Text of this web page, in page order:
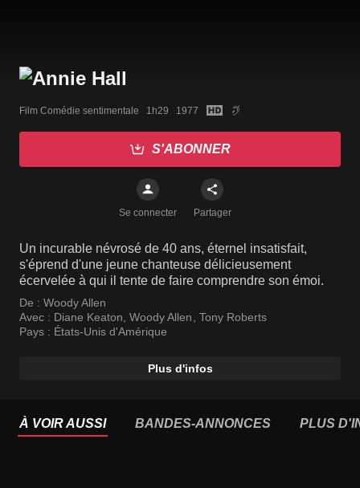
Film Comédie sentimentale   1h29   1977
S'ABONNER
Se connecter Partager
Un incurable névrosé de 40 ans, éternel insatisfait,
s'éprend d'une jeune chanteuse délicieusement
écervelée à qui il tente de faire comprendre son émoi.
De : Woody Allen
Avec : Diane Keaton, Woody Allen, Tony Roberts
Pays : États-Unis d'Amérique
Plus d'infos
À VOIR AUSSI BANDES-ANNONCES PLUS